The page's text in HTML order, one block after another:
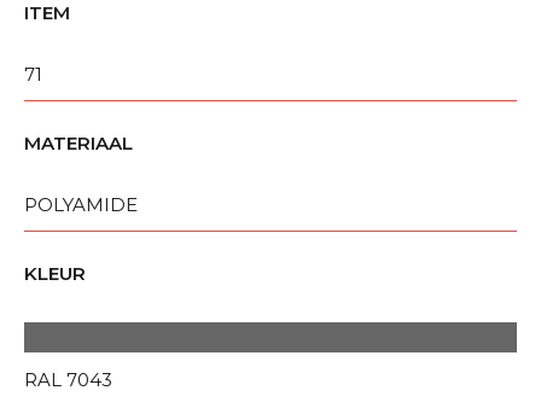
ITEM
71
MATERIAAL
POLYAMIDE
KLEUR
RAL 7043